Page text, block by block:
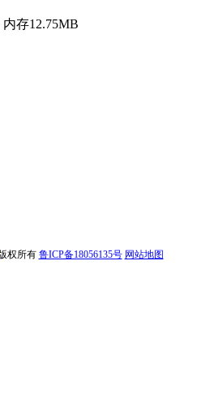
存12.75MB
权所有 鲁ICP备18056135号 网站地图